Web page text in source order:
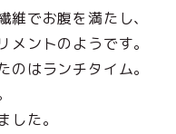
でお腹を満たし、
ントのようです。
はランチタイム。
た。